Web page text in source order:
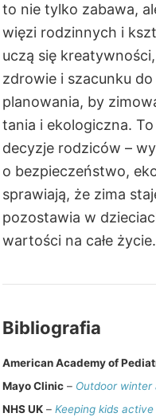
to nie tylko zabawa,
więzi rodzinnych i
uczą się
zdrowie i szacunku
planowania, by
tania i ekologiczna. To
decyzje rodziców –
o bezpieczeństwo,
sprawiają, że zima
pozostawia w
wartości na całe życie.
Bibliografia
American Academy of
Mayo Clinic – Outdoor
NHS UK – Keeping kids